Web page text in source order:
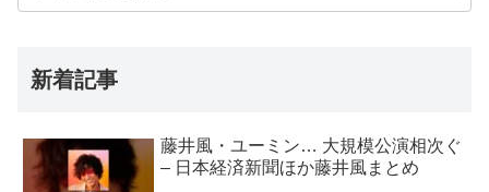
新着記事
藤井風・ユーミン… 大規模公演相次ぐ
– 日本経済新聞ほか藤井風まとめ